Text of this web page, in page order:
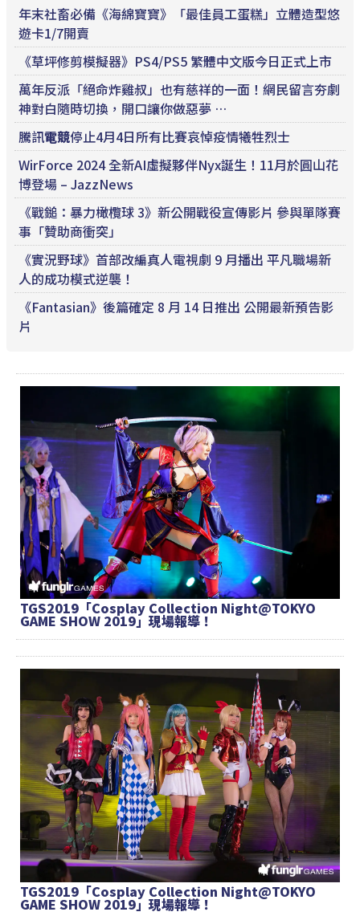
年末社畜必備《海綿寶寶》「最佳員工蛋糕」立體造型悠
遊卡1/7開賣
《草坪修剪模擬器》PS4/PS5 繁體中文版今日正式上市
萬年反派「絕命炸雞叔」也有慈祥的一面！網民留言夯劇
神對白隨時切換，開口讓你做惡夢 …
騰訊電競停止4月4日所有比賽哀悼疫情犧牲烈士
WirForce 2024 全新AI虛擬夥伴Nyx誕生！11月於圓山花
博登場 – JazzNews
《戰鎚：暴力橄欖球 3》新公開戰役宣傳影片 參與單隊賽
事「贊助商衝突」
《實況野球》首部改編真人電視劇 9 月播出 平凡職場新
人的成功模式逆襲！
《Fantasian》後篇確定 8 月 14 日推出 公開最新預告影
片
TGS2019「Cosplay Collection Night@TOKYO
GAME SHOW 2019」現場報導！
TGS2019「Cosplay Collection Night@TOKYO
GAME SHOW 2019」現場報導！